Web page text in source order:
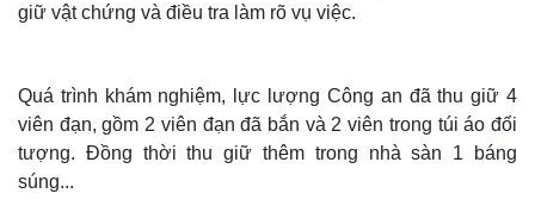
giữ vật chứng và điều tra làm rõ vụ việc.
Quá trình khám nghiệm, lực lượng Công an đã thu giữ 4
viên đạn, gồm 2 viên đạn đã bắn và 2 viên trong túi áo đối
tượng. Đồng thời thu giữ thêm trong nhà sàn 1 báng
súng...